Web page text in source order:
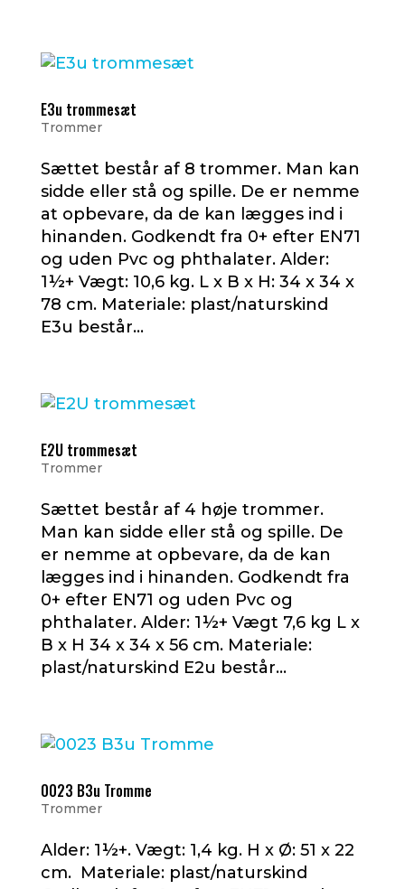
E3u trommesæt
Trommer
Sættet består af 8 trommer. Man kan
sidde eller stå og spille. De er nemme
at opbevare, da de kan lægges ind i
hinanden. Godkendt fra 0+ efter EN71
og uden Pvc og phthalater. Alder:
1½+ Vægt: 10,6 kg. L x B x H: 34 x 34 x
78 cm. Materiale: plast/naturskind
E3u består...
E2U trommesæt
Trommer
Sættet består af 4 høje trommer.
Man kan sidde eller stå og spille. De
er nemme at opbevare, da de kan
lægges ind i hinanden. Godkendt fra
0+ efter EN71 og uden Pvc og
phthalater. Alder: 1½+ Vægt 7,6 kg L x
B x H 34 x 34 x 56 cm. Materiale:
plast/naturskind E2u består...
0023 B3u Tromme
Trommer
Alder: 1½+. Vægt: 1,4 kg. H x Ø: 51 x 22
cm. Materiale: plast/naturskind